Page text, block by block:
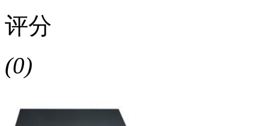
评分
(0)